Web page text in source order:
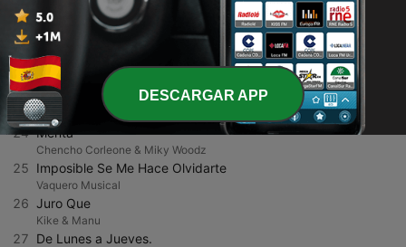
21 Sustento
Cabeza De Ratón
22 Sábados y Domingos
Morfi Jiménez
23 Supongo
Antoñito Molina
24 Menta
Chencho Corleone & Miky Woodz
25 Imposible Se Me Hace Olvidarte
Vaquero Musical
26 Juro Que
Kike & Manu
27 De Lunes a Jueves.
DESCARGAR APP